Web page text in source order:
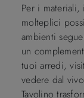
Per i
molteplici
ambienti
un
tuoi arredi,
vedere dal
Tavolino